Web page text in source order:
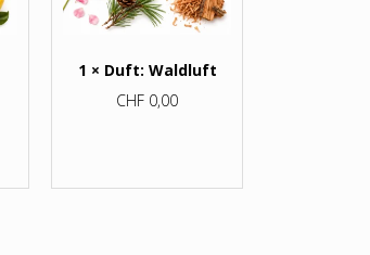
1 × Duft: Waldluft
CHF 0,00